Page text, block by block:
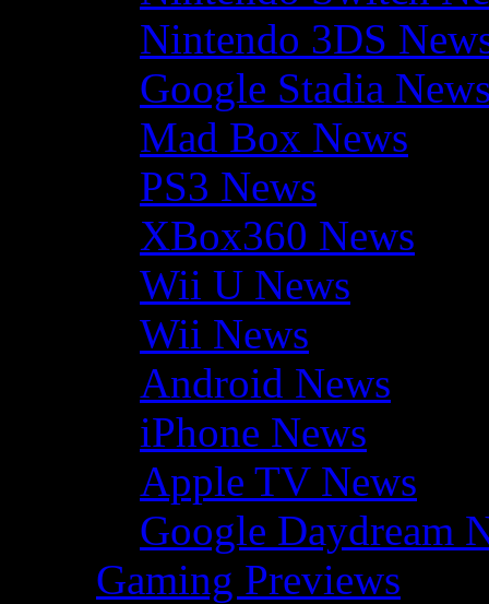
Nintendo 3DS
Google Stadia
Mad Box News
PS3 News
XBox360 News
Wii U News
Wii News
Android News
iPhone News
Apple TV News
Google Daydream
Gaming Previews